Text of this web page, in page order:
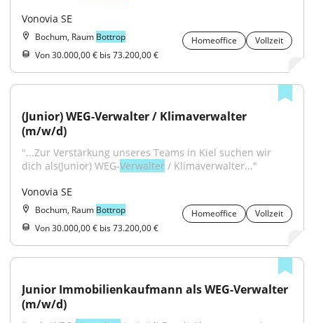
Vonovia SE
Bochum, Raum Bottrop Homeoffice
Vollzeit
Von 30.000,00 € bis 73.200,00 €
(Junior) WEG-Verwalter / Klimaverwalter
(m/w/d)
"...Zur Verstärkung unseres Teams in Kiel suchen wir
dich als(Junior) WEG-Verwalter / Klimaverwalter..."
Vonovia SE
Bochum, Raum Bottrop Homeoffice
Vollzeit
Von 30.000,00 € bis 73.200,00 €
Junior Immobilienkaufmann als WEG-Verwalter
(m/w/d)